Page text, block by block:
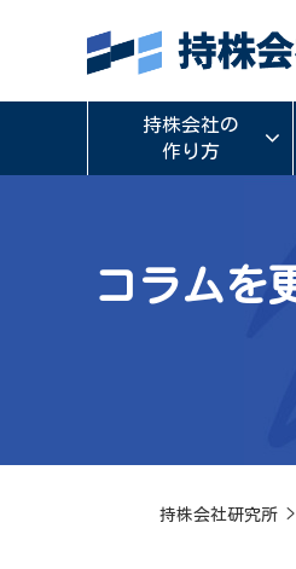
持株会社の
作り方
コラムを
持株会社研究所 >